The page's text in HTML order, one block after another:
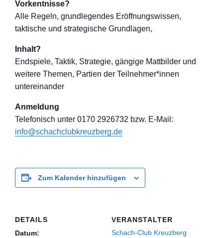
Vorkentnisse?
Alle Regeln, grundlegendes Eröffnungswissen,
taktische und strategische Grundlagen,
Inhalt?
Endspiele, Taktik, Strategie, gängige Mattbilder und
weitere Themen, Partien der Teilnehmer*innen
untereinander
Anmeldung
Telefonisch unter 0170 2926732 bzw. E-Mail:
info@schachclubkreuzberg.de
Zum Kalender hinzufügen
DETAILS
Datum:
VERANSTALTER
Schach-Club Kreuzberg